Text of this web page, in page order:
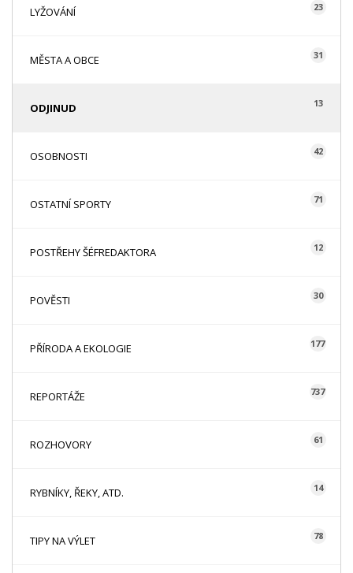
LYŽOVÁNÍ 23
MĚSTA A OBCE 31
ODJINUD 13
OSOBNOSTI 42
OSTATNÍ SPORTY 71
POSTŘEHY ŠÉFREDAKTORA 12
POVĚSTI 30
PŘÍRODA A EKOLOGIE 177
REPORTÁŽE 737
ROZHOVORY 61
RYBNÍKY, ŘEKY, ATD. 14
TIPY NA VÝLET 78